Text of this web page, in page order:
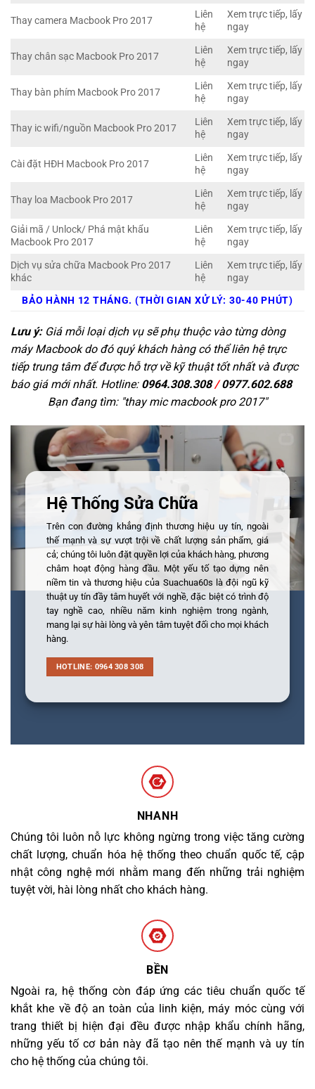
Thay camera Macbook Pro 2017
Liên
hệ
Xem trực tiếp, lấy
ngay
Thay chân sạc Macbook Pro 2017
Liên
hệ
Xem trực tiếp, lấy
ngay
Thay bàn phím Macbook Pro 2017
Liên
hệ
Xem trực tiếp, lấy
ngay
Thay ic wifi/nguồn Macbook Pro 2017
Liên
hệ
Xem trực tiếp, lấy
ngay
Cài đặt HĐH Macbook Pro 2017
Liên
hệ
Xem trực tiếp, lấy
ngay
Thay loa Macbook Pro 2017
Liên
hệ
Xem trực tiếp, lấy
ngay
Giải mã / Unlock/ Phá mật khẩu
Macbook Pro 2017
Liên
hệ
Xem trực tiếp, lấy
ngay
Dịch vụ sửa chữa Macbook Pro 2017
khác
Liên
hệ
Xem trực tiếp, lấy
ngay
BẢO HÀNH 12 THÁNG. (THỜI GIAN XỬ LÝ: 30-40 PHÚT)
Lưu ý:Giá mỗi loại dịch vụ sẽ phụ thuộc vào từng dòng
máy Macbook do đó quý khách hàng có thể liên hệ trực
tiếp trung tâm để được hỗ trợ về kỹ thuật tốt nhất và được
báo giá mới nhất. Hotline: 0964.308.308/0977.602.688
Bạn đang tìm: "thay mic macbook pro 2017"
Hệ Thống Sửa Chữa
Trên con đường khẳng định thương hiệu uy tín, ngoài
thế mạnh và sự vượt trội về chất lượng sản phẩm, giá
cả; chúng tôi luôn đặt quyền lợi của khách hàng, phương
châm hoạt động hàng đầu. Một yếu tố tạo dựng nên
niềm tin và thương hiệu của Suachua60s là đội ngũ kỹ
thuật uy tín đầy tâm huyết với nghề, đặc biệt có trình độ
tay nghề cao, nhiều năm kinh nghiệm trong ngành,
mang lại sự hài lòng và yên tâm tuyệt đối cho mọi khách
hàng.
HOTLINE: 0964 308 308
NHANH
Chúng tôi luôn nỗ lực không ngừng trong việc tăng cường
chất lượng, chuẩn hóa hệ thống theo chuẩn quốc tế, cập
nhật công nghệ mới nhằm mang đến những trải nghiệm
tuyệt vời, hài lòng nhất cho khách hàng.
BỀN
Ngoài ra, hệ thống còn đáp ứng các tiêu chuẩn quốc tế
khắt khe về độ an toàn của linh kiện, máy móc cùng với
trang thiết bị hiện đại đều được nhập khẩu chính hãng,
những yếu tố cơ bản này đã tạo nên thế mạnh và uy tín
cho hệ thống của chúng tôi.